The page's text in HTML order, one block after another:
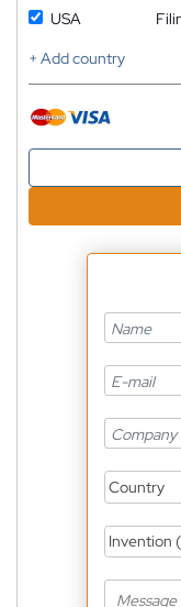
USA
+ Add country
Country
Invention